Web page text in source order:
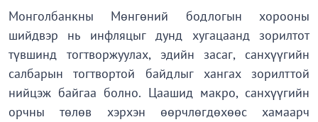
Монголбанкны Мөнгөний бодлогын хорооны
шийдвэр нь инфляцыг дунд хугацаанд зорилтот
түвшинд тогтворжуулах, эдийн засаг, санхүүгийн
салбарын тогтвортой байдлыг хангах зорилттой
нийцэж байгаа болно. Цаашид макро, санхүүгийн
орчны төлөв хэрхэн өөрчлөгдөхөөс хамаарч